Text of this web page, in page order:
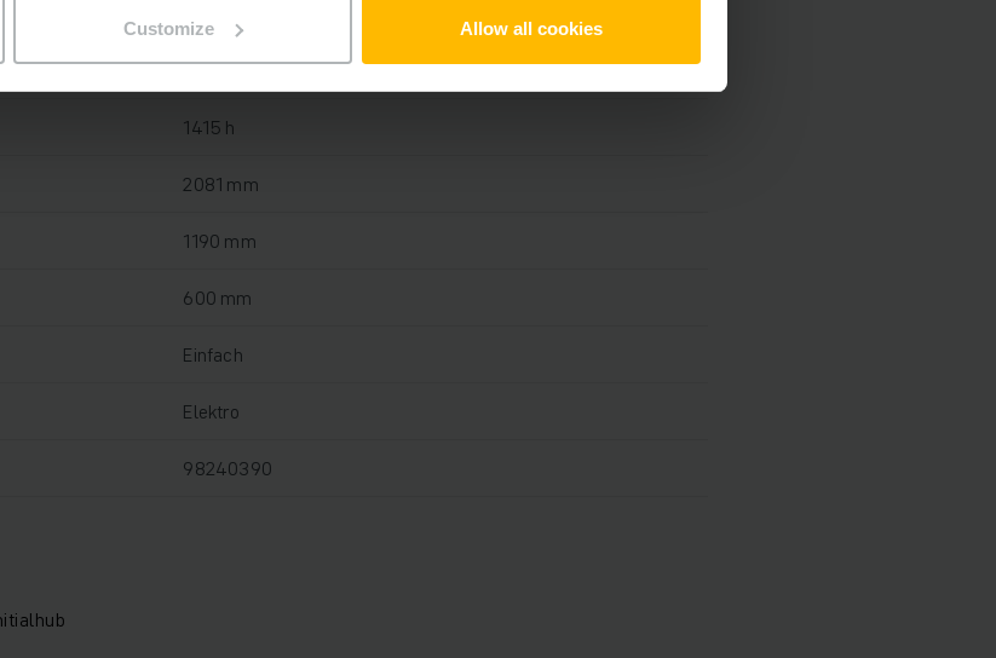
Customize Allow all cookies
2000 kg
1415 h
2081 mm
1190 mm
600 mm
Einfach
Elektro
98240390